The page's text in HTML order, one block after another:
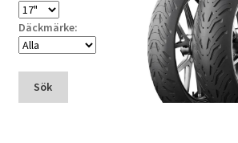
Däckmärke:
Sök